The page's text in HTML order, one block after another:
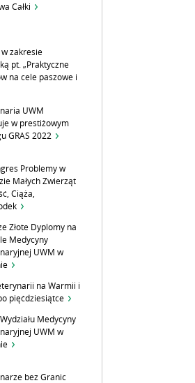
Całki
zakresie
pt. „Praktyczne
na cele paszowe i
UWM
w prestiżowym
GRAS 2022
Problemy w
Małych Zwierząt
Ciąża,
Złote Dyplomy na
Medycyny
UWM w
na Warmii i
pięćdziesiątce
Medycyny
UWM w
bez Granic